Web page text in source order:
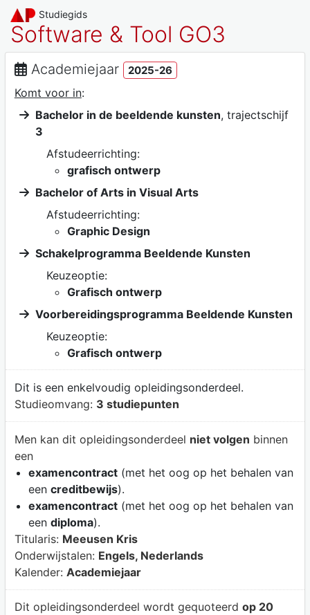
Studiegids
Software & Tool GO3
Academiejaar 2025-26
Komt voor in:
Bachelor in de beeldende kunsten, trajectschijf
3
Afstudeerrichting:
grafisch ontwerp
Bachelor of Arts in Visual Arts
Afstudeerrichting:
Graphic Design
Schakelprogramma Beeldende Kunsten
Keuzeoptie:
Grafisch ontwerp
Voorbereidingsprogramma Beeldende Kunsten
Keuzeoptie:
Grafisch ontwerp
Dit is een enkelvoudig opleidingsonderdeel.
Studieomvang: 3 studiepunten
Men kan dit opleidingsonderdeel niet volgen binnen
een
examencontract(met het oog op het behalen van
een creditbewijs).
examencontract(met het oog op het behalen van
een diploma).
Titularis: Meeusen Kris
Onderwijstalen: Engels, Nederlands
Kalender: Academiejaar
Dit opleidingsonderdeel wordt gequoteerd op 20